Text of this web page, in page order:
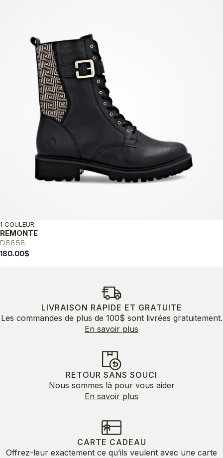
REMONTE
D8658
1 COULEUR
180.00$
LIVRAISON RAPIDE ET GRATUITE
Les commandes de plus de 100$ sont livrées gratuitement.
En savoir plus
RETOUR SANS SOUCI
Nous sommes là pour vous aider
En savoir plus
CARTE CADEAU
Offrez-leur exactement ce qu’ils veulent avec une carte